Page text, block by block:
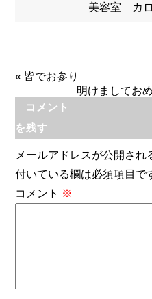
美容室 カ
« 皆でお参り
明けましてお
コメント
を残す
メールアドレスが公開され
付いている欄は必須項目で
コメント ※